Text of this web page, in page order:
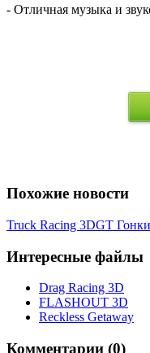
- Отличная музыка и
Похожие новости
Truck Racing 3DGT
Интересные файлы
Drag Racing 3D
FLASHOUT 3D
Reckless Getaway
Комментарии (0)